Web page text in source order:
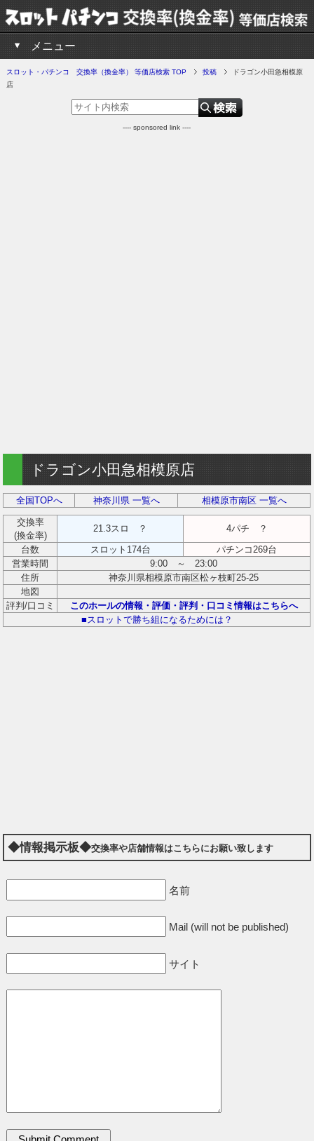
メニュー
スロット・パチンコ 交換率（換金率） 等価店検索 TOP 投稿
ドラゴン小田急相模原
店
---- sponsored link ----
ドラゴン小田急相模原店
全国TOPへ 神奈川県 一覧へ 相模原市南区 一覧へ
交換率
(換金率)
21.3スロ ？
4パチ ？
台数
スロット174台
パチンコ269台
営業時間
9:00 ～ 23:00
住所
神奈川県相模原市南区松ヶ枝町25-25
地図
評判/口コミ
このホールの情報・評価・評判・口コミ情報はこちらへ
■スロットで勝ち組になるためには？
◆情報掲示板◆交換率や店舗情報はこちらにお願い致します
名前
Mail (will not be published)
サイト